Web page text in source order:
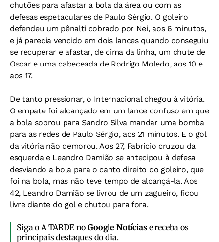
chutões para afastar a bola da área ou com as
defesas espetaculares de Paulo Sérgio. O goleiro
defendeu um pênalti cobrado por Nei, aos 6 minutos,
e já parecia vencido em dois lances quando conseguiu
se recuperar e afastar, de cima da linha, um chute de
Oscar e uma cabeceada de Rodrigo Moledo, aos 10 e
aos 17.
De tanto pressionar, o Internacional chegou à vitória.
O empate foi alcançado em um lance confuso em que
a bola sobrou para Sandro Silva mandar uma bomba
para as redes de Paulo Sérgio, aos 21 minutos. E o gol
da vitória não demorou. Aos 27, Fabrício cruzou da
esquerda e Leandro Damião se antecipou à defesa
desviando a bola para o canto direito do goleiro, que
foi na bola, mas não teve tempo de alcançá-la. Aos
42, Leandro Damião se livrou de um zagueiro, ficou
livre diante do gol e chutou para fora.
Siga o A TARDE noGoogle Notíciase receba os
principais destaques do dia.